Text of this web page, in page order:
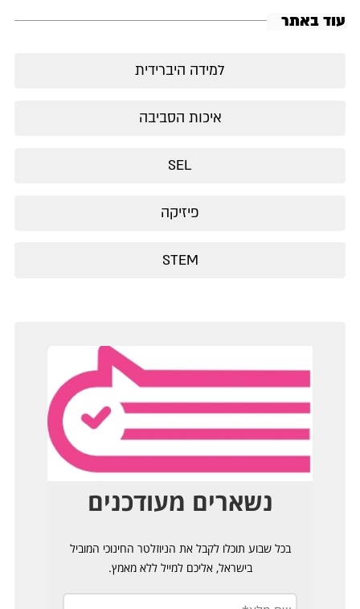
עוד באתר
למידה היברידית
איכות הסביבה
SEL
פיזיקה
STEM